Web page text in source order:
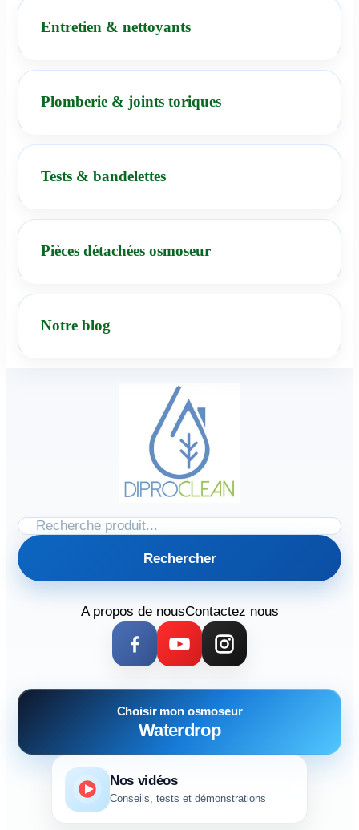
Entretien & nettoyants
Plomberie & joints toriques
Tests & bandelettes
Pièces détachées osmoseur
Notre blog
Rechercher
A propos de nousContactez nous
Choisir mon osmoseur
Waterdrop
Nos vidéos
Conseils, tests et démonstrations